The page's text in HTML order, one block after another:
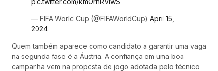
pic.twitter.com/kmOrhRVIwS
— FIFA World Cup (@FIFAWorldCup) April 15,
2024
Quem também aparece como candidato a garantir uma vaga
na segunda fase é a Áustria. A confiança em uma boa
campanha vem na proposta de jogo adotada pelo técnico